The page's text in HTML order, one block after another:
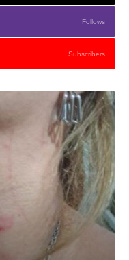
Follows
Subscribers